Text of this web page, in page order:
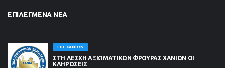
ΕΠΙΛΕΓΜΈΝΑ ΝΈΑ
ΕΠΣ ΧΑΝΊΩΝ
ΣΤΗ ΛΈΣΧΗ ΑΞΙΩΜΑΤΙΚΏΝ ΦΡΟΥΡΆΣ ΧΑΝΊΩΝ ΟΙ
ΚΛΗΡΏΣΕΙΣ